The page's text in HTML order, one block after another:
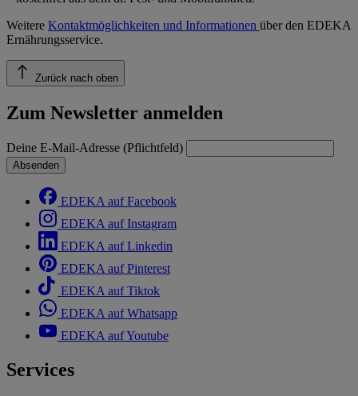
Weitere Kontaktmöglichkeiten und Informationen über den EDEKA
Ernährungsservice.
Zurück nach oben
Zum Newsletter anmelden
Deine E-Mail-Adresse (Pflichtfeld)
Absenden
EDEKA auf Facebook
EDEKA auf Instagram
EDEKA auf Linkedin
EDEKA auf Pinterest
EDEKA auf Tiktok
EDEKA auf Whatsapp
EDEKA auf Youtube
Services